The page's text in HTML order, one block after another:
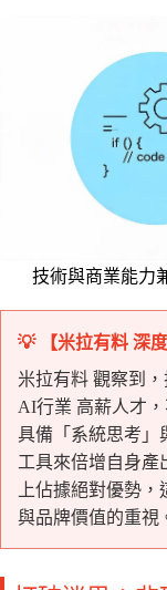
技術與商業能力
💡 【米拉有料 深度
米拉有料 觀察到
AI行業 高薪人才
具備「系統思考」
工具來倍增自身產
上佔據絕對優勢
與品牌價值的重視